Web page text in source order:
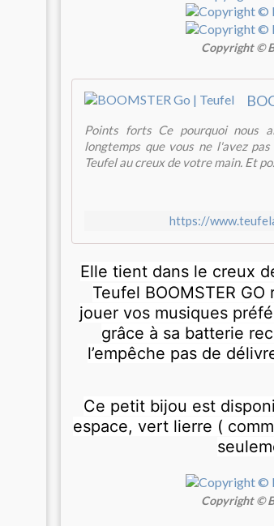
Copyright ©
Points forts Ce pourquoi nous
longtemps que vous ne l'avez
Teufel au creux de votre main. Et
https://
Elle tient dans le creux
Teufel BOOMSTER
jouer vos musiques
grâce à sa batterie
l’empêche pas de
Ce petit bijou est
espace, vert lierre (
Copyright ©